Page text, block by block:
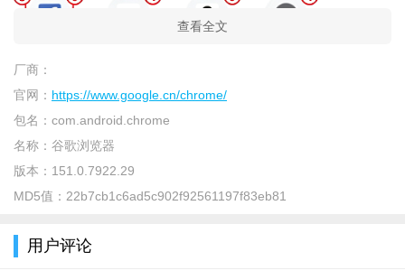
查看全文
厂商：
官网： https://www.google.cn/chrome/
包名： com.android.chrome
名称： 谷歌浏览器
版本： 151.0.7922.29
MD5值： 22b7cb1c6ad5c902f92561197f83eb81
用户评论